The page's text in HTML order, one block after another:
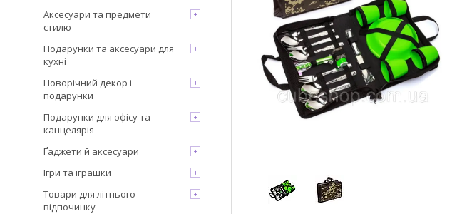
Аксесуари та предмети
стилю
Подарунки та аксесуари для
кухні
Новорічний декор і
подарунки
Подарунки для офісу та
канцелярія
Ґаджети й аксесуари
Ігри та іграшки
Товари для літнього
відпочинку